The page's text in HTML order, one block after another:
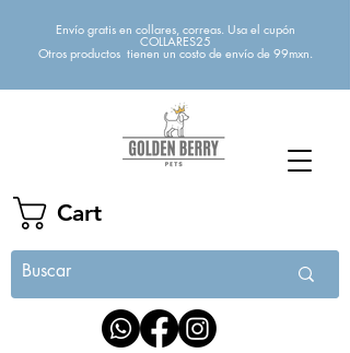
Cart
Envío gratis en collares, correas. Usa el cupón
COLLARES25
Otros productos tienen un costo de envío de 99mxn.